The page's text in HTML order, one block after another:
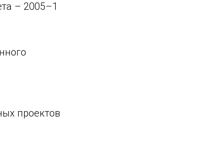
– 2005–1
проектов